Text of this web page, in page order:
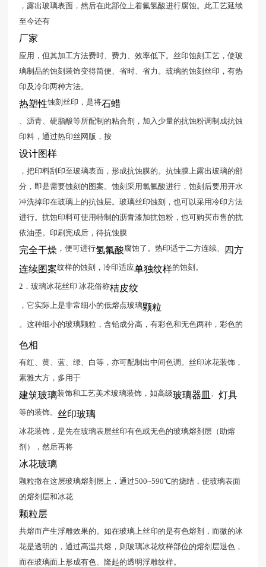
，露出玻璃表面，然后在此部位上着氟氢酸进行腐蚀。此工艺延续
至今还有
厂家
应用，但其加工方法费时、费力、效率低下。丝印蚀刻工艺，使玻
璃制品的蚀刻装饰变得简便、省时、省力。玻璃的蚀刻丝印，有热
印及冷印两种方法。
热塑性蚀刻丝印，是将石蜡
、沥青、硬脂酸等所配制的粘合剂，加入少量的抗蚀粉调制成抗蚀
印料，通过热印丝网版，按
设计图样
，把印料刮印至玻璃表面，形成抗蚀膜的。抗蚀膜上露出玻璃的部
分，即是需要蚀刻的图案。蚀刻采用氯氟酸进行，蚀刻后要用开水
冲洗掉印在玻璃上的抗蚀层。玻璃丝印蚀刻，也可以采用冷印方法
进行。抗蚀印料可使用特制的沥青漆加抗蚀粉，也可购买市售的抗
依油墨。印刷完成后，待抗蚀膜
完全干燥 ，便可进行氢氟酸腐蚀了。热印适于二方连续、
四方
连续图案纹样的蚀刻，冷印适应单独纹样的蚀刻。
2．玻璃冰花丝印 冰花俗称桔皮纹
，它实际上是非常细小的低熔点玻璃颗粒
。这种细小的玻璃颗粒，含铅成分高，有彩色和无色两种，彩色的
色相
有红、黄、蓝、绿、白等，亦可配制出中间色调。丝印冰花装饰，
素雅大方，多用于
建筑玻璃装饰和工艺美术玻璃装饰，如高级玻璃器皿 灯具
等的装饰。 丝印玻璃
冰花装饰，是先在玻璃表层丝印有色或无色的玻璃熔剂层（助熔
剂），然后再将
冰花玻璃
颗粒撒在这层玻璃熔剂层上．通过500~590℃的烧结，使玻璃表面
的熔剂层和冰花
颗粒层
共熔而产生浮雕效果的。如在玻璃上丝印的是有色熔剂，而微的冰
花是透明的，通过高温共熔，则玻璃冰花纹样部位的熔剂层退色，
而在玻璃面上形成有色、隆起的透明浮雕纹样。